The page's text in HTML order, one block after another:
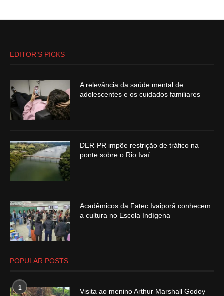
EDITOR’S PICKS
A relevância da saúde mental de
adolescentes e os cuidados familiares
DER-PR impõe restrição de tráfico na
ponte sobre o Rio Ivaí
Acadêmicos da Fatec Ivaiporã conhecem
a cultura no Escola Indígena
POPULAR POSTS
1
Visita ao menino Arthur Marshall Godoy